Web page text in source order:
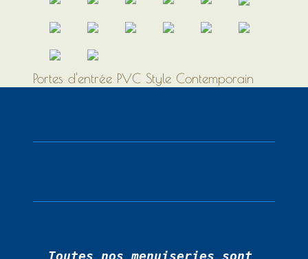
Portes d'entrée PVC Style Contemporain
Toutes nos menuiseries sont